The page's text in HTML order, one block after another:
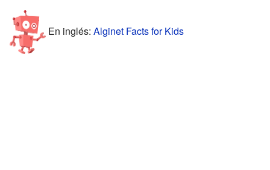
En inglés: Alginet Facts for Kids